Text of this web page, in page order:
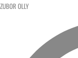
ZUBOR OLLY